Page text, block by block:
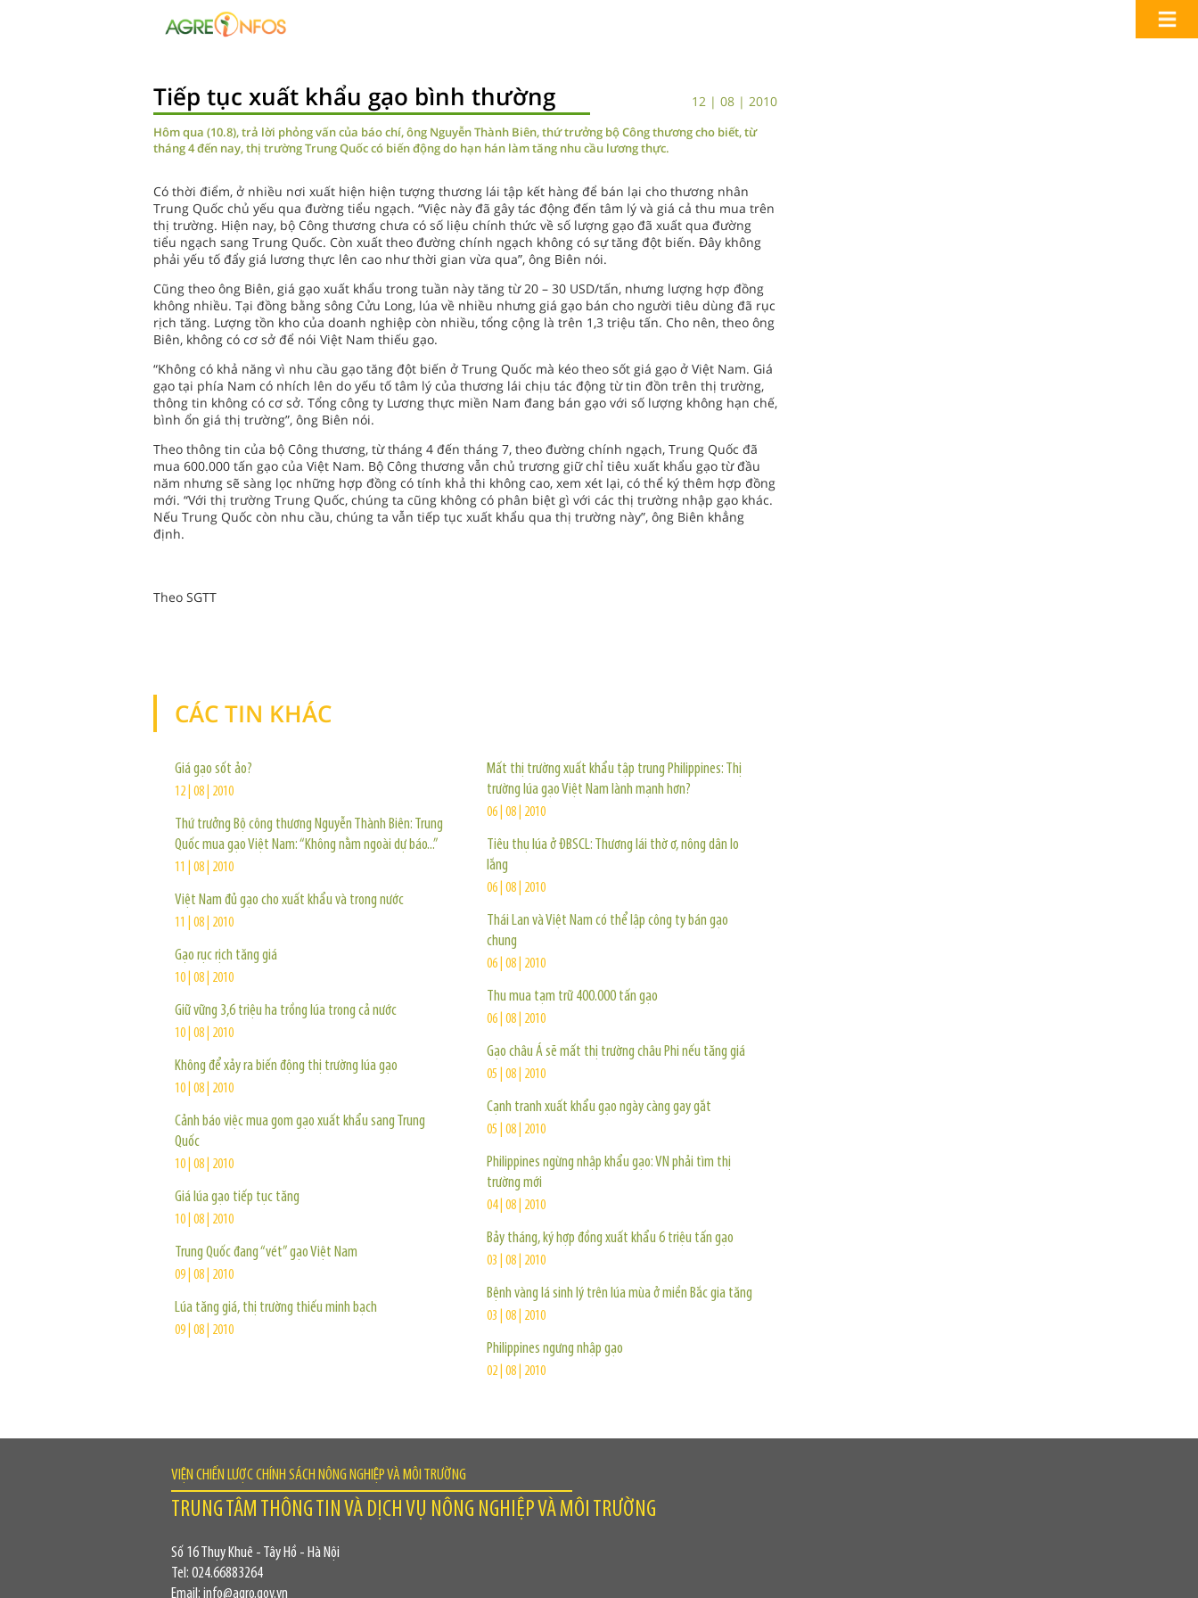
Tiếp tục xuất khẩu gạo bình thường 12 | 08 | 2010
Hôm qua (10.8), trả lời phỏng vấn của báo chí, ông Nguyễn Thành Biên, thứ trưởng bộ Công thương cho biết, từ
tháng 4 đến nay, thị trường Trung Quốc có biến động do hạn hán làm tăng nhu cầu lương thực.
Có thời điểm, ở nhiều nơi xuất hiện hiện tượng thương lái tập kết hàng để bán lại cho thương nhân
Trung Quốc chủ yếu qua đường tiểu ngạch. “Việc này đã gây tác động đến tâm lý và giá cả thu mua trên
thị trường. Hiện nay, bộ Công thương chưa có số liệu chính thức về số lượng gạo đã xuất qua đường
tiểu ngạch sang Trung Quốc. Còn xuất theo đường chính ngạch không có sự tăng đột biến. Đây không
phải yếu tố đẩy giá lương thực lên cao như thời gian vừa qua”, ông Biên nói.
Cũng theo ông Biên, giá gạo xuất khẩu trong tuần này tăng từ 20 – 30 USD/tấn, nhưng lượng hợp đồng
không nhiều. Tại đồng bằng sông Cửu Long, lúa về nhiều nhưng giá gạo bán cho người tiêu dùng đã rục
rịch tăng. Lượng tồn kho của doanh nghiệp còn nhiều, tổng cộng là trên 1,3 triệu tấn. Cho nên, theo ông
Biên, không có cơ sở để nói Việt Nam thiếu gạo.
“Không có khả năng vì nhu cầu gạo tăng đột biến ở Trung Quốc mà kéo theo sốt giá gạo ở Việt Nam. Giá
gạo tại phía Nam có nhích lên do yếu tố tâm lý của thương lái chịu tác động từ tin đồn trên thị trường,
thông tin không có cơ sở. Tổng công ty Lương thực miền Nam đang bán gạo với số lượng không hạn chế,
bình ổn giá thị trường”, ông Biên nói.
Theo thông tin của bộ Công thương, từ tháng 4 đến tháng 7, theo đường chính ngạch, Trung Quốc đã
mua 600.000 tấn gạo của Việt Nam. Bộ Công thương vẫn chủ trương giữ chỉ tiêu xuất khẩu gạo từ đầu
năm nhưng sẽ sàng lọc những hợp đồng có tính khả thi không cao, xem xét lại, có thể ký thêm hợp đồng
mới. “Với thị trường Trung Quốc, chúng ta cũng không có phân biệt gì với các thị trường nhập gạo khác.
Nếu Trung Quốc còn nhu cầu, chúng ta vẫn tiếp tục xuất khẩu qua thị trường này”, ông Biên khẳng
định.
Theo SGTT
CÁC TIN KHÁC
Giá gạo sốt ảo?
12 | 08 | 2010
Thứ trưởng Bộ công thương Nguyễn Thành Biên: Trung
Quốc mua gạo Việt Nam: “Không nằm ngoài dự báo...”
11 | 08 | 2010
Việt Nam đủ gạo cho xuất khẩu và trong nước
11 | 08 | 2010
Gạo rục rịch tăng giá
10 | 08 | 2010
Giữ vững 3,6 triệu ha trồng lúa trong cả nước
10 | 08 | 2010
Không để xảy ra biến động thị trường lúa gạo
10 | 08 | 2010
Cảnh báo việc mua gom gạo xuất khẩu sang Trung
Quốc
10 | 08 | 2010
Giá lúa gạo tiếp tục tăng
10 | 08 | 2010
Trung Quốc đang “vét” gạo Việt Nam
09 | 08 | 2010
Lúa tăng giá, thị trường thiếu minh bạch
09 | 08 | 2010
Mất thị trường xuất khẩu tập trung Philippines: Thị
trường lúa gạo Việt Nam lành mạnh hơn?
06 | 08 | 2010
Tiêu thụ lúa ở ĐBSCL: Thương lái thờ ơ, nông dân lo
lắng
06 | 08 | 2010
Thái Lan và Việt Nam có thể lập công ty bán gạo
chung
06 | 08 | 2010
Thu mua tạm trữ 400.000 tấn gạo
06 | 08 | 2010
Gạo châu Á sẽ mất thị trường châu Phi nếu tăng giá
05 | 08 | 2010
Cạnh tranh xuất khẩu gạo ngày càng gay gắt
05 | 08 | 2010
Philippines ngừng nhập khẩu gạo: VN phải tìm thị
trường mới
04 | 08 | 2010
Bảy tháng, ký hợp đồng xuất khẩu 6 triệu tấn gạo
03 | 08 | 2010
Bệnh vàng lá sinh lý trên lúa mùa ở miền Bắc gia tăng
03 | 08 | 2010
Philippines ngưng nhập gạo
02 | 08 | 2010
VIỆN CHIẾN LƯỢC CHÍNH SÁCH NÔNG NGHIỆP VÀ MÔI TRƯỜNG
TRUNG TÂM THÔNG TIN VÀ DỊCH VỤ NÔNG NGHIỆP VÀ MÔI TRƯỜNG
Số 16 Thụy Khuê - Tây Hồ - Hà Nội
Tel: 024.66883264
Email: info@agro.gov.vn